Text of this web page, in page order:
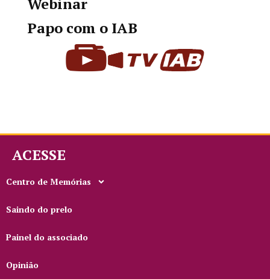
Webinar
Papo com o IAB
ACESSE
Centro de Memórias
Saindo do prelo
Painel do associado
Opinião